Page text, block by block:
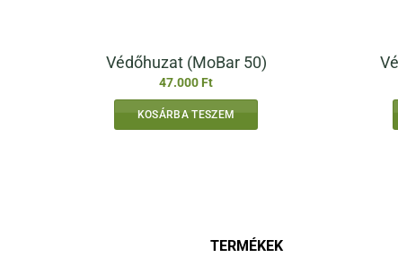
Védőhuzat (MoBar 50)
47.000 Ft
KOSÁRBA TESZEM
TERMÉKEK